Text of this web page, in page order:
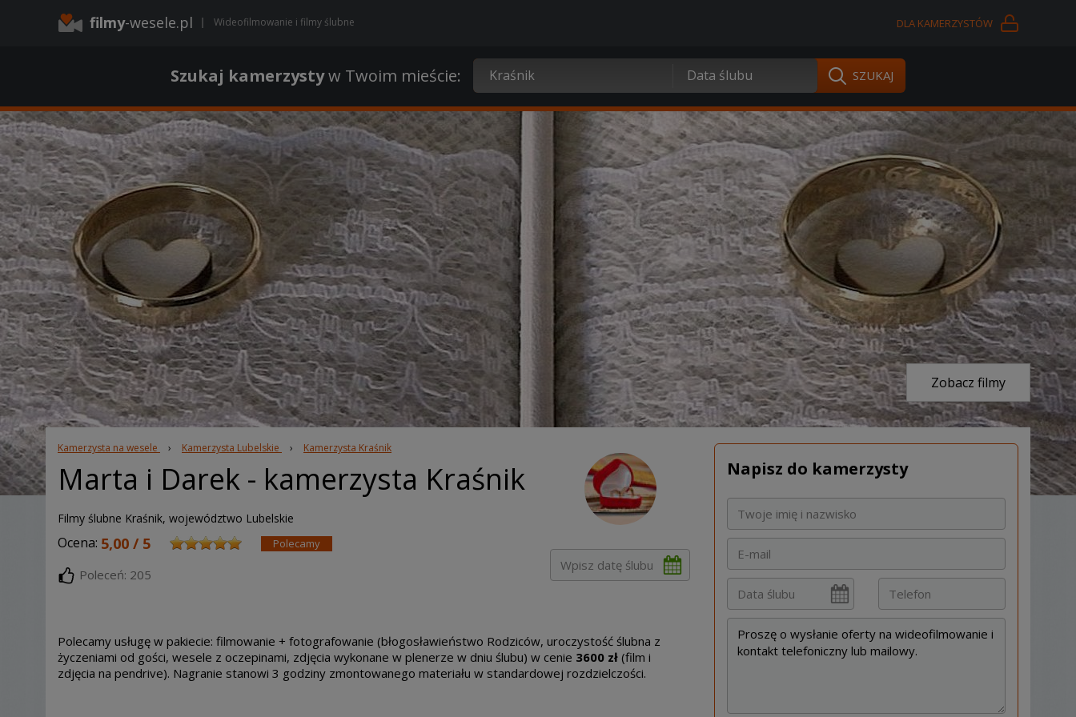
filmy-wesele.pl Wideofilmowanie i filmy ślubne DLA KAMERZYSTÓW
Szukaj kamerzystyw Twoim mieście:
Zobacz filmy
Kamerzysta na wesele › Kamerzysta Lubelskie › Kamerzysta Kraśnik
Marta i Darek - kamerzysta Kraśnik
Filmy ślubne Kraśnik, województwo Lubelskie
Ocena: 5,00 / 5 Polecamy
Poleceń: 205
Polecamy usługę w pakiecie: filmowanie + fotografowanie (błogosławieństwo Rodziców, uroczystość ślubna z
życzeniami od gości, wesele z oczepinami, zdjęcia wykonane w plenerze w dniu ślubu) w cenie 3600 zł (film i
zdjęcia na pendrive). Nagranie stanowi 3 godziny zmontowanego materiału w standardowej rozdzielczości.
Napisz do kamerzysty